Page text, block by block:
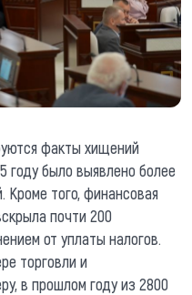
факты хищений
году было выявлено более
Кроме того, финансовая
почти 200
от уплаты налогов.
торговли и
в прошлом году из 2800